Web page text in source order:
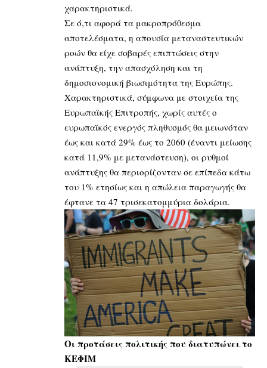
χαρακτηριστικά.
Σε ό,τι αφορά τα μακροπρόθεσμα
αποτελέσματα, η απουσία μεταναστευτικών
ροών θα είχε σοβαρές επιπτώσεις στην
ανάπτυξη, την απασχόληση και τη
δημοσιονομική βιωσιμότητα της Ευρώπης.
Χαρακτηριστικά, σύμφωνα με στοιχεία της
Ευρωπαϊκής Επιτροπής, χωρίς αυτές ο
ευρωπαϊκός ενεργός πληθυσμός θα μειωνόταν
έως και κατά 29% έως το 2060 (έναντι μείωσης
κατά 11,9% με μετανάστευση), οι ρυθμοί
ανάπτυξης θα περιορίζονταν σε επίπεδα κάτω
του 1% ετησίως και η απώλεια παραγωγής θα
έφτανε τα 47 τρισεκατομμύρια δολάρια.
Οι προτάσεις πολιτικής που διατυπώνει το
ΚΕΦΙΜ